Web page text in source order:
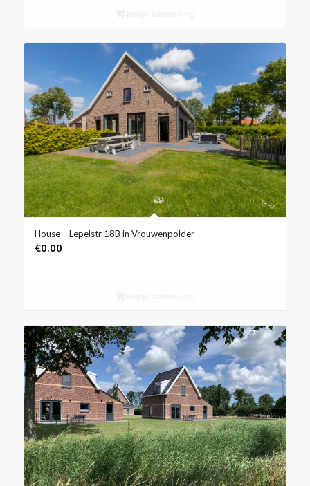
House – Lepelstr 18B in Vrouwenpolder
€0.00